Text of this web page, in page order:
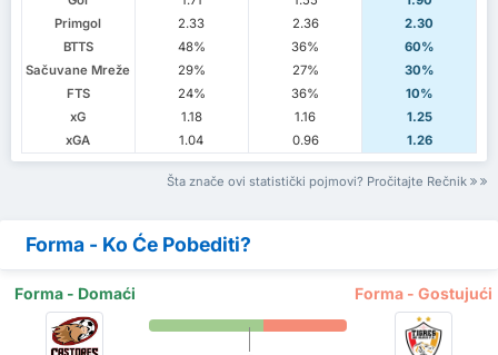
Primgol
2.33 2.36
2.30
BTTS
48% 36%
60%
Sačuvane Mreže
29% 27%
30%
FTS
24% 36%
10%
xG
1.18 1.16
1.25
xGA
1.04 0.96 1.26
Šta znače ovi statistički pojmovi? Pročitajte Rečnik
Forma - Ko Će Pobediti?
Forma - Domaći Forma - Gostujući